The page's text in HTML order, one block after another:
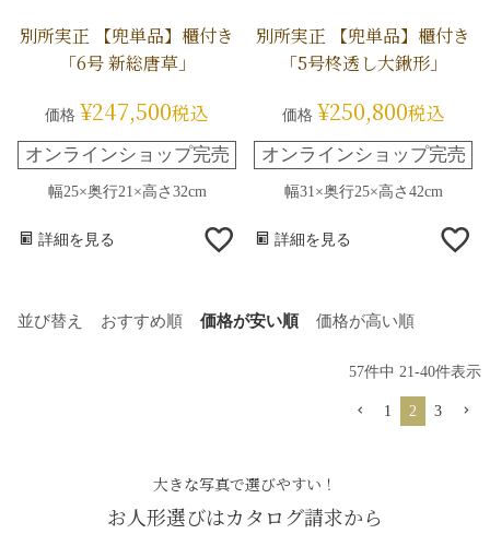
別所実正 【兜単品】櫃付き
「6号 新総唐草」
価格 ¥247,500税込
オンラインショップ完売
幅25×奥行21×高さ32cm
詳細を見る
別所実正 【兜単品】櫃付き
「5号柊透し大鍬形」
価格 ¥250,800税込
オンラインショップ完売
幅31×奥行25×高さ42cm
詳細を見る
並び替え おすすめ順 価格が安い順 価格が高い順
57件中 21-40件表示
1 2 3
大きな写真で選びやすい！
お人形選びはカタログ請求から